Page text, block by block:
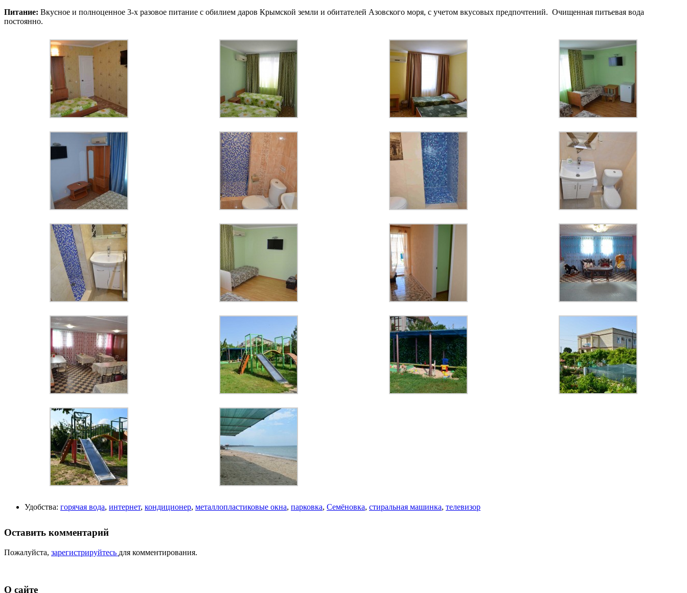
Питание: Вкусное и полноценное 3-х разовое питание с обилием даров Крымской земли и обитателей Азовского моря, с учетом вкусовых предпочтений. Очищенная питьевая вода
постоянно.
Удобства: горячая вода, интернет, кондиционер, металлопластиковые окна, парковка, Семёновка, стиральная машинка, телевизор
Оставить комментарий
Пожалуйста, зарегистрируйтесь для комментирования.
О сайте